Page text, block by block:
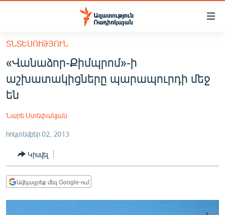
Մատչելիության
հիմնական
բովանդակությանը
Անցնել
հիմնական
մենյուին
ՔԱՂԱՔԱԿԱՆ
ՏՆՏԵՍՈՒԹՅՈՒՆ
ՂԱՐԱԲԱՂ
ՏՆՏԵՍՈՒԹՅՈՒՆ
«Վանաձոր-Քիմպրոմ»-ի
աշխատակիցները պարապուրդի մեջ
են
Նարե Ստեփանյան
հոկտեմբեր 02, 2013
Կիսվել
Ավելացրեք մեզ Google-ում